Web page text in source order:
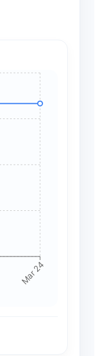
Mar 24